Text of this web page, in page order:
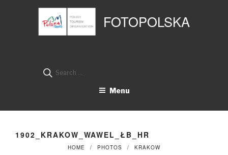
FOTOPOLSKA
Search
Menu
1902_KRAKOW_WAWEL_ŁB_HR
HOME PHOTOS KRAKOW
Panel zarządzania plikami cookies